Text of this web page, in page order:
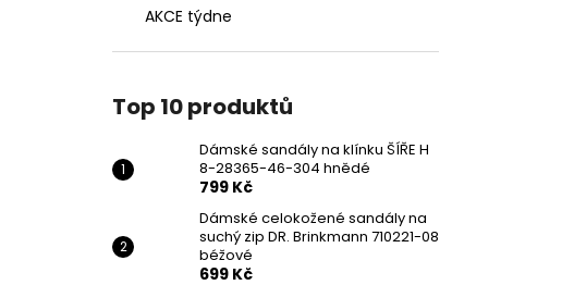
AKCE týdne
Top 10 produktů
Dámské sandály na klínku ŠÍŘE H
8-28365-46-304 hnědé
799 Kč
Dámské celokožené sandály na
suchý zip DR. Brinkmann 710221-08
béžové
699 Kč